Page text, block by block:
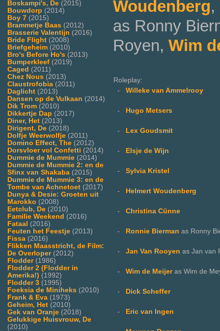
Boskampi's, De (2015)
Bouwdorp (2014)
Boy 7 (2015)
Brammetje Baas (2012)
Brasserie Valentijn (2016)
Bride Flight (2008)
Briefgeheim (2010)
Bro's Before Ho's (2013)
Bumperkleef (2019)
Caged (2011)
Chez Nous (2013)
Claustrofobia (2011)
Daglicht (2013)
Dansen op de Vulkaan (2014)
Dik Trom (2010)
Dikkertje Dap (2017)
Diner, Het (2013)
Dirigent, De (2018)
Dolfje Weerwolfje (2011)
Domino Effect, The (2012)
Dorsvloer vol Confetti (2014)
Dummie de Mummie (2014)
Dummie de Mummie 2: en de
Sfinx van Shakaba (2015)
Dummie de Mummie 3: en de
Tombe van Achnetoet (2017)
Dunya & Desie: Groeten uit
Marokko (2008)
Eetclub, De (2010)
Familie Weekend (2016)
Fataal (2016)
Feuten het Feestje (2013)
Fissa (2016)
Flikken Maasstricht, de Film:
De Overloper(2012)
Flodder(1986)
Flodder 2 (Flodder in
Amerika!) (1992)
Flodder 3 (1995)
Foeksia de Miniheks (2010)
Frank & Eva (1973)
Geheim, Het (2010)
Gek van Oranje (2018)
Gelukkige Huisvrouw, De
(2010)
Woudenberg,
as Ronny
Royen, Wim
Roleplay:
- Willeke van Ammelrooy
- Hugo Metsers
- Lex Goudsmit
- Elsje de Wijn
- Sylvia Kristel
- Helmert Woudenberg
- Christina Cünne
- Ronnie Bierman as Ronny
- Jan Van Rooyen as Jan van
- Wim de Meijer as Wim de
- Dick Scheffer
- Eric van Ingen